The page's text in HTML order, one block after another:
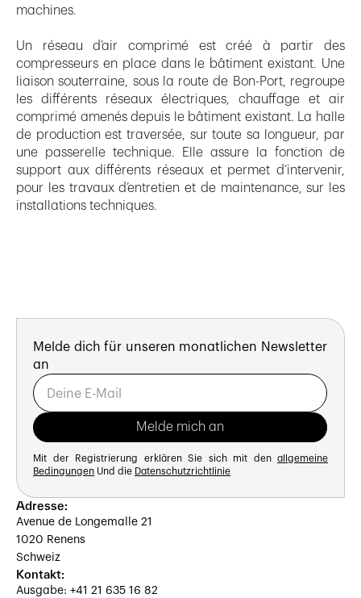
machines.
Un réseau d’air comprimé est créé à partir des
compresseurs en place dans le bâtiment existant. Une
liaison souterraine, sous la route de Bon-Port, regroupe
les différents réseaux électriques, chauffage et air
comprimé amenés depuis le bâtiment existant. La halle
de production est traversée, sur toute sa longueur, par
une passerelle technique. Elle assure la fonction de
support aux différents réseaux et permet d’intervenir,
pour les travaux d’entretien et de maintenance, sur les
installations techniques.
Melde dich für unseren monatlichen Newsletter
an
Mit der Registrierung erklären Sie sich mit den allgemeine
Bedingungen Und die Datenschutzrichtlinie
Adresse:
Avenue de Longemalle 21
1020 Renens
Schweiz
Kontakt:
Ausgabe: +41 21 635 16 82